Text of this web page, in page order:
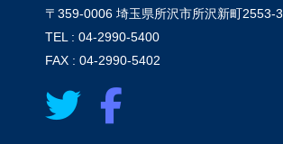
〒359-0006 埼玉県所沢市所沢新町2553-3
TEL : 04-2990-5400
FAX : 04-2990-5402